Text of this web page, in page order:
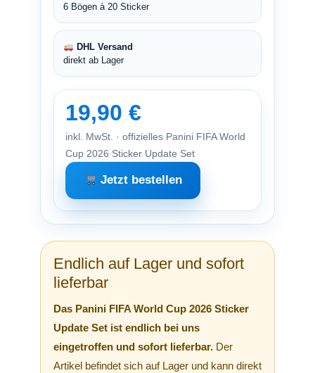
6 Bögen à 20 Sticker
DHL Versand
direkt ab Lager
19,90 €
inkl. MwSt. · offizielles Panini FIFA World
Cup 2026 Sticker Update Set
Jetzt bestellen
Endlich auf Lager und sofort
lieferbar
Das Panini FIFA World Cup 2026 Sticker
Update Set ist endlich bei uns
eingetroffen und sofort lieferbar. Der
Artikel befindet sich auf Lager und kann direkt